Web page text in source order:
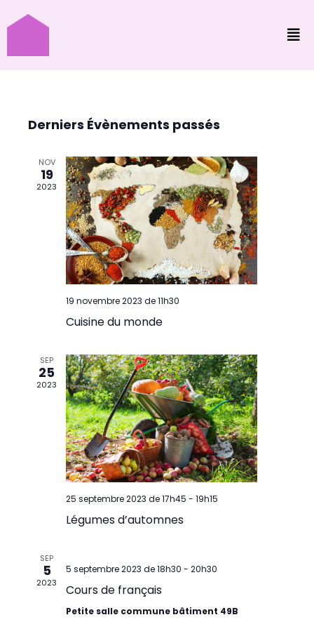
Derniers Évènements passés
NOV
19
2023
19 novembre 2023 de 11h30
Cuisine du monde
SEP
25
2023
25 septembre 2023 de 17h45 - 19h15
Légumes d’automnes
SEP
5
2023
5 septembre 2023 de 18h30 - 20h30
Cours de français
Petite salle commune bâtiment 49B